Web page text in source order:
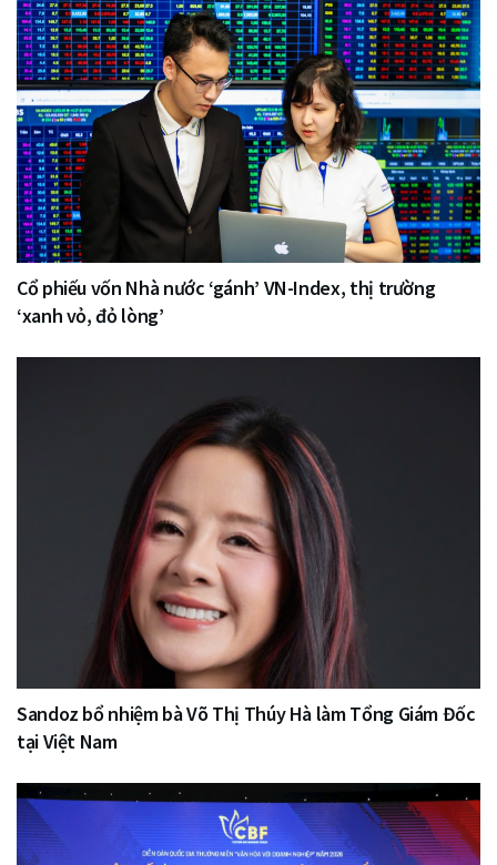
Cổ phiếu vốn Nhà nước ‘gánh’ VN-Index, thị trường
‘xanh vỏ, đỏ lòng’
Sandoz bổ nhiệm bà Võ Thị Thúy Hà làm Tổng Giám Đốc
tại Việt Nam